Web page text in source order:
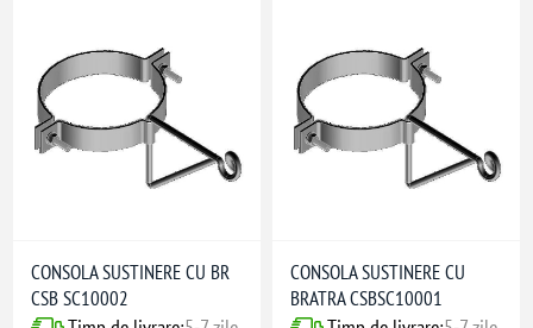
CONSOLA SUSTINERE CU BR
CSB SC10002
CONSOLA SUSTINERE CU
BRATRA CSBSC10001